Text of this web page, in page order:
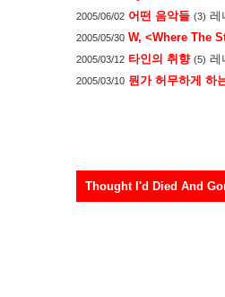
2005/06/02 어떤 음악들 (3) 레
2005/05/30 W, <Where The
2005/03/12 타인의 취향 (5) 레
2005/03/10 뭔가 허무하게 하
Thought I'd Died And